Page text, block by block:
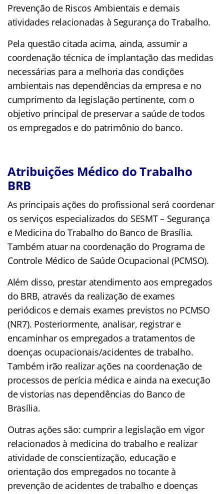
Prevenção de Riscos Ambientais e demais
atividades relacionadas à Segurança do Trabalho.
Pela questão citada acima, ainda, assumir a
coordenação técnica de implantação das medidas
necessárias para a melhoria das condições
ambientais nas dependências da empresa e no
cumprimento da legislação pertinente, com o
objetivo principal de preservar a saúde de todos
os empregados e do patrimônio do banco.
Atribuições Médico do Trabalho
BRB
As principais ações do profissional será coordenar
os serviços especializados do SESMT – Segurança
e Medicina do Trabalho do Banco de Brasília.
Também atuar na coordenação do Programa de
Controle Médico de Saúde Ocupacional (PCMSO).
Além disso, prestar atendimento aos empregados
do BRB, através da realização de exames
periódicos e demais exames previstos no PCMSO
(NR7). Posteriormente, analisar, registrar e
encaminhar os empregados a tratamentos de
doenças ocupacionais/acidentes de trabalho.
Também irão realizar ações na coordenação de
processos de perícia médica e ainda na execução
de vistorias nas dependências do Banco de
Brasília.
Outras ações são: cumprir a legislação em vigor
relacionados à medicina do trabalho e realizar
atividade de conscientização, educação e
orientação dos empregados no tocante à
prevenção de acidentes de trabalho e doenças